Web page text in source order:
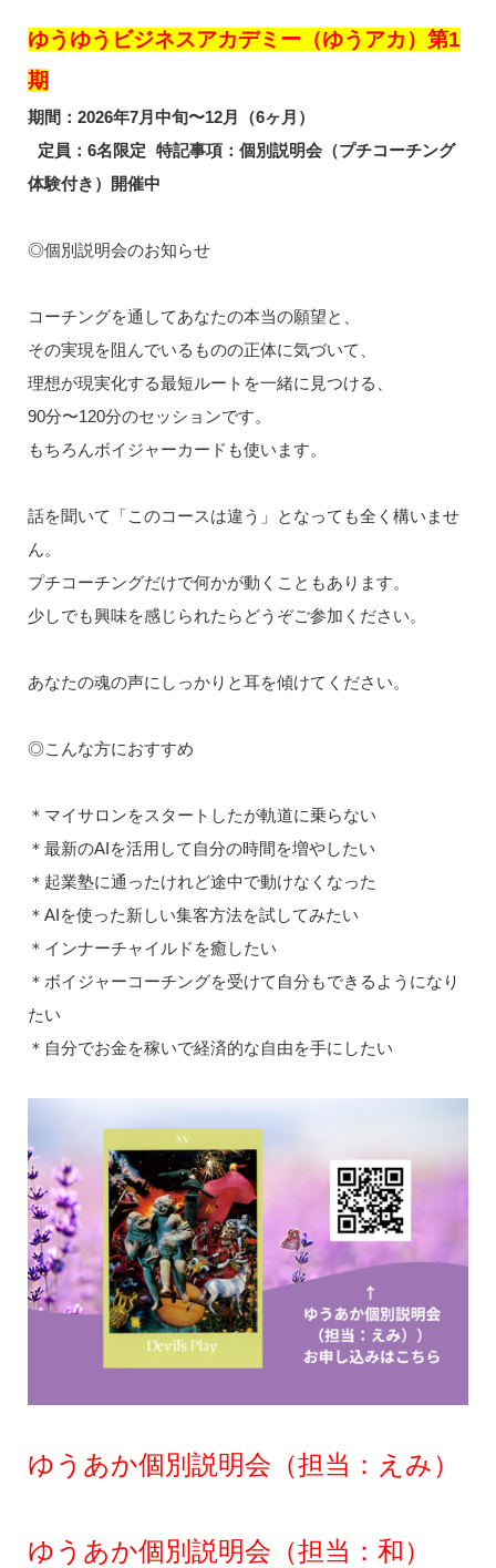
ゆうゆうビジネスアカデミー（ゆうアカ）第1
期
期間：2026年7月中旬〜12月（6ヶ月）
定員：6名限定 特記事項：個別説明会（プチコーチング
体験付き）開催中
◎個別説明会のお知らせ
コーチングを通してあなたの本当の願望と、
その実現を阻んでいるものの正体に気づいて、
理想が現実化する最短ルートを一緒に見つける、
90分〜120分のセッションです。
もちろんボイジャーカードも使います。
話を聞いて「このコースは違う」となっても全く構いませ
ん。
プチコーチングだけで何かが動くこともあります。
少しでも興味を感じられたらどうぞご参加ください。
あなたの魂の声にしっかりと耳を傾けてください。
◎こんな方におすすめ
＊マイサロンをスタートしたが軌道に乗らない
＊最新のAIを活用して自分の時間を増やしたい
＊起業塾に通ったけれど途中で動けなくなった
＊AIを使った新しい集客方法を試してみたい
＊インナーチャイルドを癒したい
＊ボイジャーコーチングを受けて自分もできるようになり
たい
＊自分でお金を稼いで経済的な自由を手にしたい
ゆうあか個別説明会（担当：えみ）
ゆうあか個別説明会（担当：和）